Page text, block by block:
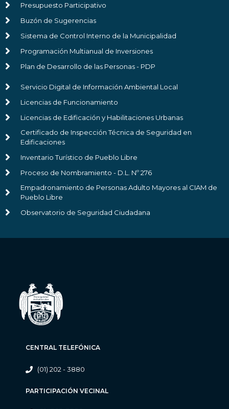
Presupuesto Participativo
Buzón de Sugerencias
Sistema de Control Interno de la Municipalidad
Programación Multianual de Inversiones
Plan de Desarrollo de las Personas - PDP
Servicio Digital de Información Ambiental Local
Licencias de Funcionamiento
Licencias de Edificación y Habilitaciones Urbanas
Certificado de Inspección Técnica de Seguridad en
Edificaciones
Inventario Turístico de Pueblo Libre
Proceso de Nombramiento - D.L. Nº 276
Empadronamiento de Personas Adulto Mayores al CIAM de
Pueblo Libre
Observatorio de Seguridad Ciudadana
CENTRAL TELEFÓNICA
(01) 202 - 3880
PARTICIPACIÓN VECINAL